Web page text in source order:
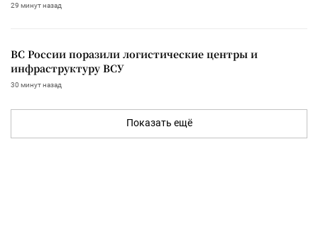
29 минут назад
ВС России поразили логистические центры и
инфраструктуру ВСУ
30 минут назад
Показать ещё